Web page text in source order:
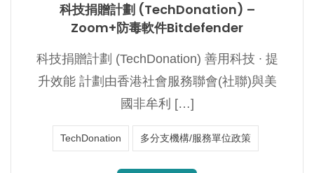
科技捐贈計劃 (TechDonation) –
Zoom+防毒軟件Bitdefender
科技捐贈計劃 (TechDonation) 善用科技 ∙ 提
升效能 計劃由香港社會服務聯會(社聯)與美
國非牟利 […]
TechDonation 多分支機構/服務單位政策